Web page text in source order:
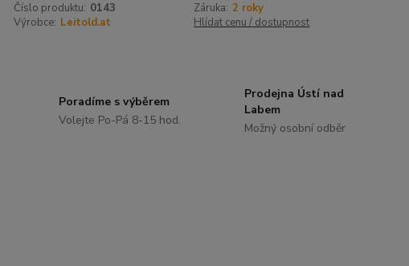
Číslo produktu: 0143 Záruka: 2 roky
Výrobce: Leitold.at Hlídat cenu / dostupnost
Poradíme s výběrem
Volejte Po-Pá 8-15 hod.
Prodejna Ústí nad
Labem
Možný osobní odběr